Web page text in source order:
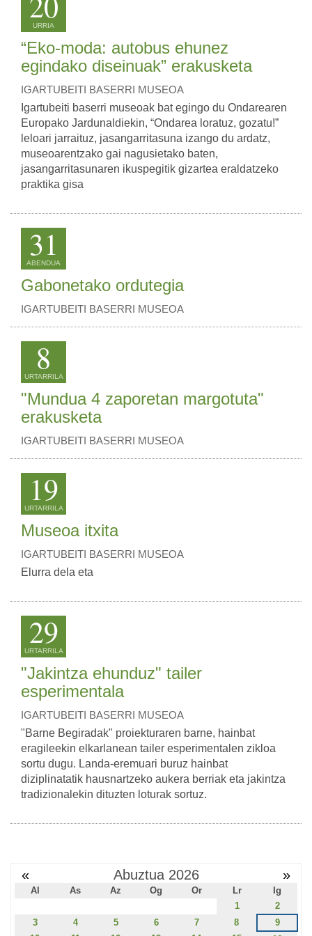
URRIA
“Eko-moda: autobus ehunez
egindako diseinuak” erakusketa
IGARTUBEITI BASERRI MUSEOA
Igartubeiti baserri museoak bat egingo du Ondarearen
Europako Jardunaldiekin, “Ondarea loratuz, gozatu!”
leloari jarraituz, jasangarritasuna izango du ardatz,
museoarentzako gai nagusietako baten,
jasangarritasunaren ikuspegitik gizartea eraldatzeko
praktika gisa
31
ABENDUA
Gabonetako ordutegia
IGARTUBEITI BASERRI MUSEOA
8
URTARRILA
"Mundua 4 zaporetan margotuta"
erakusketa
IGARTUBEITI BASERRI MUSEOA
19
URTARRILA
Museoa itxita
IGARTUBEITI BASERRI MUSEOA
Elurra dela eta
29
URTARRILA
"Jakintza ehunduz" tailer
esperimentala
IGARTUBEITI BASERRI MUSEOA
"Barne Begiradak" proiekturaren barne, hainbat
eragileekin elkarlanean tailer esperimentalen zikloa
sortu dugu. Landa-eremuari buruz hainbat
diziplinatatik hausnartzeko aukera berriak eta jakintza
tradizionalekin dituzten loturak sortuz.
« Abuztua 2026 »
Al As Az Og Or Lr
Ig
1
2
3
4 5 6 7 8
9